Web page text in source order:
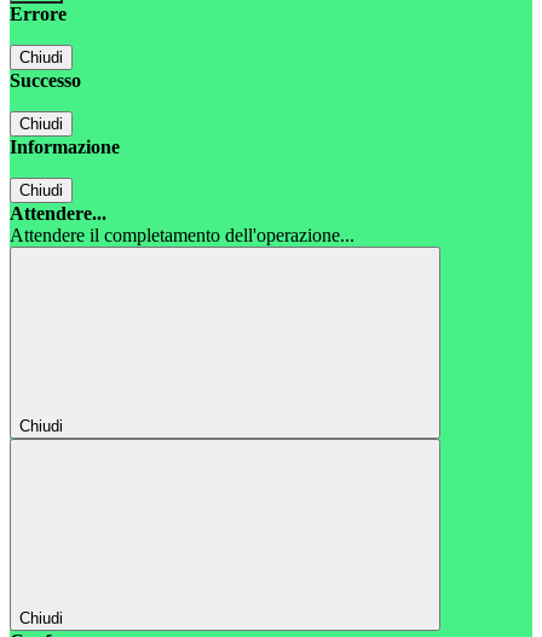
Errore
Chiudi
Successo
Chiudi
Informazione
Chiudi
Attendere...
Attendere il completamento dell'operazione...
Chiudi
Chiudi